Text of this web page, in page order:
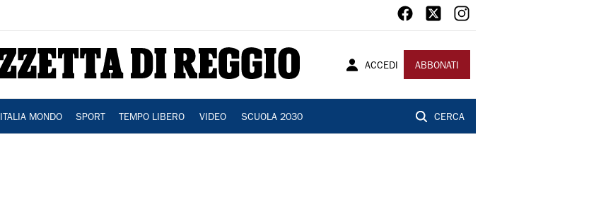
ACCEDI ABBONATI
ITALIA MONDO SPORT TEMPO LIBERO VIDEO SCUOLA 2030 CERCA